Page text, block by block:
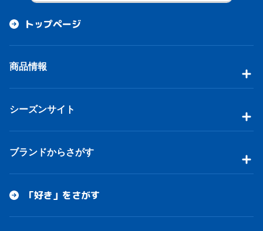
トップページ
商品情報
シーズンサイト
ブランドからさがす
「好き」をさがす